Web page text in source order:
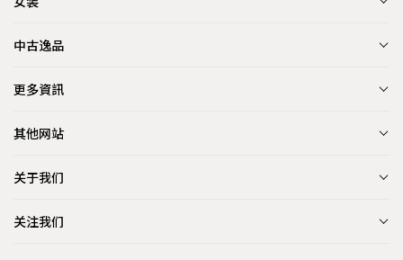
中古逸品
更多資訊
其他网站
关于我们
关注我们